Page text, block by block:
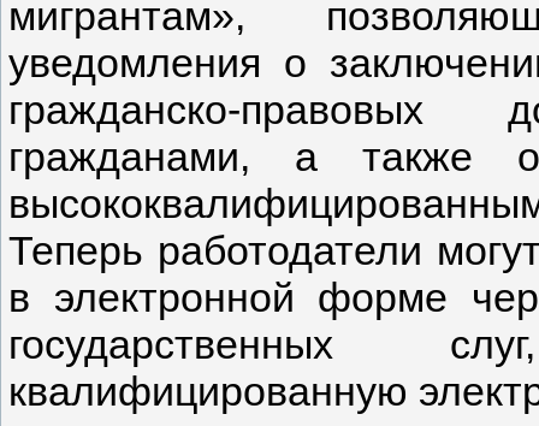
мигрантам»,
уведомления о
гражданско-
гражданами, а также
Теперь работодатели
в электронной форме
государственных
квалифицированную